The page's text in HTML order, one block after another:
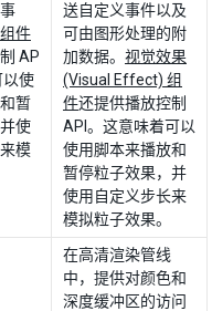
件
AP
以使
暂
使
模
送自定义事件以及
可由图形处理的附
加数据。 视觉效果
(Visual Effect) 组
件还提供播放控制
API。这意味着可以
使用脚本来播放和
暂停粒子效果，并
使用自定义步长来
模拟粒子效果。
在高清渲染管线
中，提供对颜色和
深度缓冲区的访问